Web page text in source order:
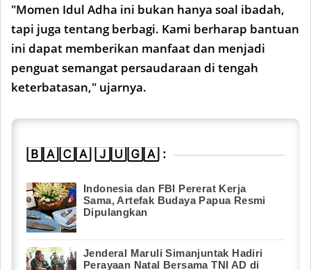
"Momen Idul Adha ini bukan hanya soal ibadah,
tapi juga tentang berbagi. Kami berharap bantuan
ini dapat memberikan manfaat dan menjadi
penguat semangat persaudaraan di tengah
keterbatasan," ujarnya.
🄱🄰🄲🄰 🄹🅄🄶🄰 :
Indonesia dan FBI Pererat Kerja
Sama, Artefak Budaya Papua Resmi
Dipulangkan
Jenderal Maruli Simanjuntak Hadiri
Perayaan Natal Bersama TNI AD di